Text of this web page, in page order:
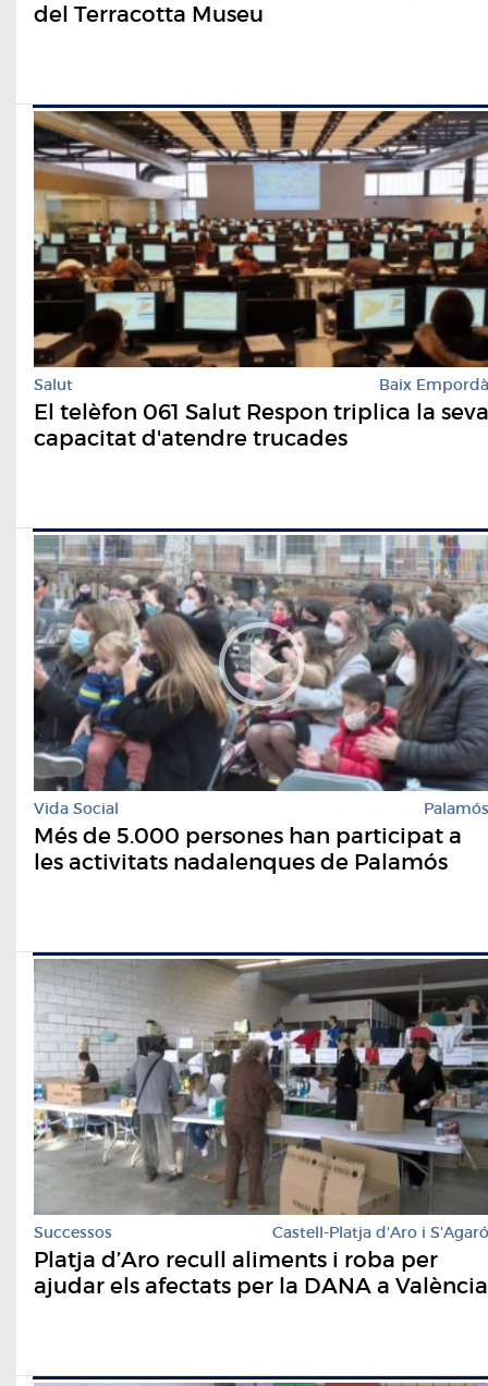
del Terracotta Museu
Salut Baix Empordà
El telèfon 061 Salut Respon triplica la seva
capacitat d'atendre trucades
Vida Social Palamós
Més de 5.000 persones han participat a
les activitats nadalenques de Palamós
Successos Castell-Platja d'Aro i S'Agaró
Platja d’Aro recull aliments i roba per
ajudar els afectats per la DANA a València